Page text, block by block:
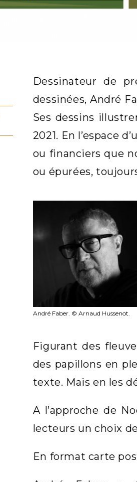
Dessinateur de
dessinées, André
Ses dessins
2021. En l’espace
ou financiers que
ou épurées,
André Faber. © Arnaud Hussenot.
Figurant des
des papillons en
texte. Mais en les
A l’approche de
lecteurs un choix
En format carte